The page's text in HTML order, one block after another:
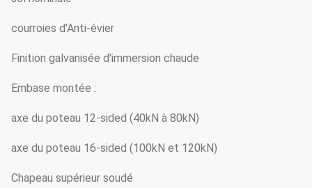
courroies d'Anti-évier
Finition galvanisée d'immersion chaude
Embase montée :
axe du poteau 12-sided (40kN à 80kN)
axe du poteau 16-sided (100kN et 120kN)
Chapeau supérieur soudé